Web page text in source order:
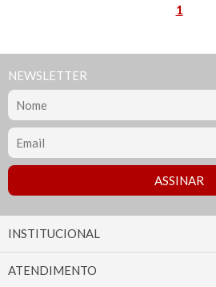
1
NEWSLETTER
INSTITUCIONAL
ATENDIMENTO